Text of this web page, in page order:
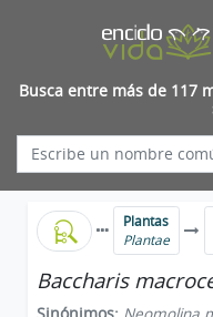
Busca entre más de 117
Plantas
Plantae
Baccharis